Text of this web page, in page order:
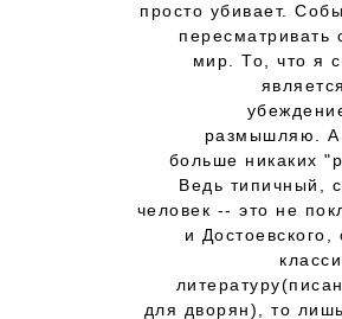
просто убивает.
пересматривать
мир. То, что я
размышляю. А
больше никаких
Ведь типичный,
человек -- это не
и
для дворян), то